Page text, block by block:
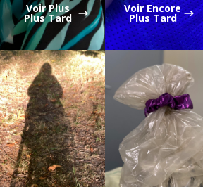
Voir Plus
Plus Tard
Voir Encore
Plus Tard